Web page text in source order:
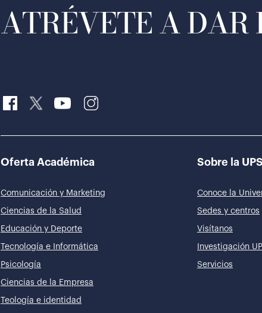
ATRÉVETE A DAR
Oferta Académica
Comunicación y Marketing
Ciencias de la Salud
Educación y Deporte
Tecnología e Informática
Psicología
Ciencias de la Empresa
Teología e identidad
Sobre la
Conoce la
Sedes y centros
Visítanos
Investigación
Servicios